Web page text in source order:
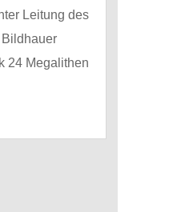
Leitung des
24 Megalithen